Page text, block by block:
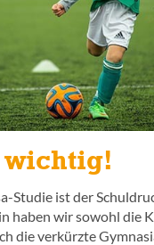
wichtig!
Studie ist der
haben wir sowohl die
die verkürzte